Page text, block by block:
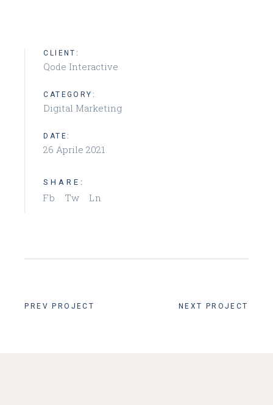
CLIENT:
Qode Interactive
CATEGORY:
Digital Marketing
DATE:
26 Aprile 2021
SHARE:
Fb Tw Ln
PREV PROJECT NEXT PROJECT